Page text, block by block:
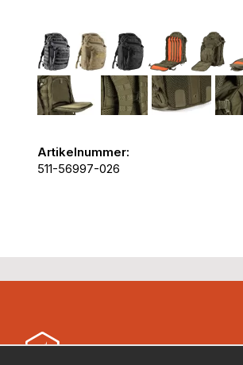
Artikelnummer:
511-56997-026